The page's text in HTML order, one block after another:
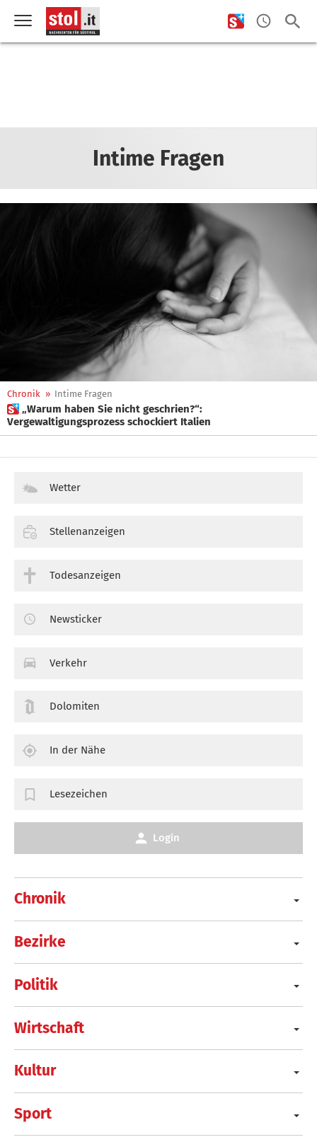
Intime Fragen
Chronik » Intime Fragen
 „Warum haben Sie nicht geschrien?“:
Vergewaltigungsprozess schockiert Italien
Chronik
Bezirke
Politik
Wirtschaft
Kultur
Sport
Wetter
Stellenanzeigen
Todesanzeigen
Newsticker
Verkehr
Dolomiten
In der Nähe
Lesezeichen
Login